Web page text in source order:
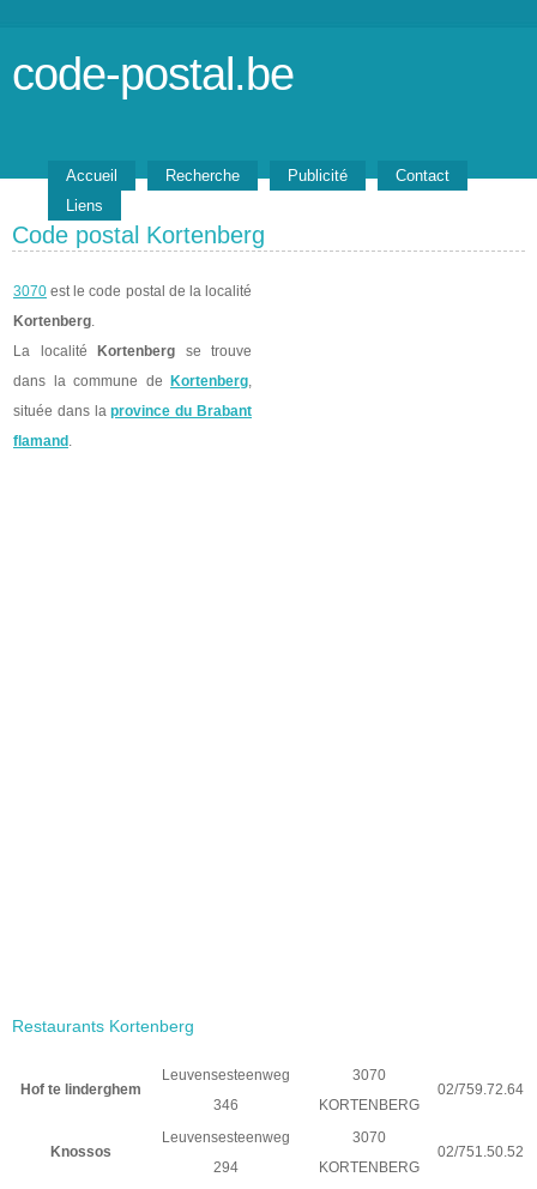
code-postal.be
Accueil Recherche Publicité
Contact
Liens
Code postal Kortenberg
3070 est le code postal de la localité
Kortenberg.
La localité
Kortenberg se trouve
dans la commune de
Kortenberg,
située dans laprovince du Brabant
flamand .
Restaurants Kortenberg
Hof te linderghem
Leuvensesteenweg
346
3070
KORTENBERG
02/759.72.64
Knossos
Leuvensesteenweg
294
3070
KORTENBERG
02/751.50.52